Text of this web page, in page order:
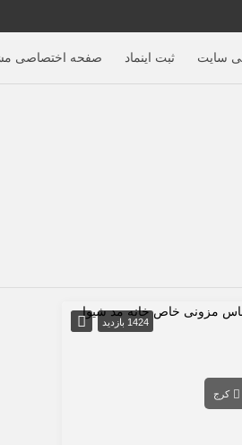
سایت ثبت اینماد صفحه اختصاصی
1424 بازدید
کرج